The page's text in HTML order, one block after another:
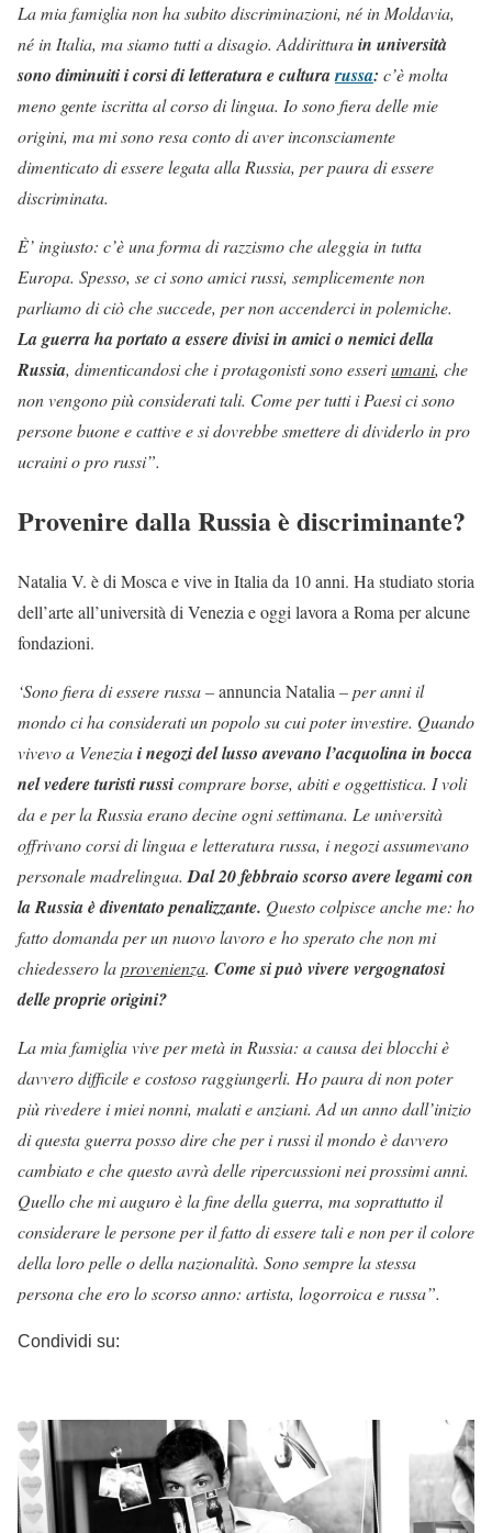
La mia famiglia non ha subito discriminazioni, né in Moldavia,
né in Italia, ma siamo tutti a disagio. Addiritturain università
sono diminuiti i corsi di letteratura e culturarussa: c’è molta
meno gente iscritta al corso di lingua. Io sono fiera delle mie
origini, ma mi sono resa conto di aver inconsciamente
dimenticato di essere legata alla Russia, per paura di essere
discriminata.
È’ ingiusto: c’è una forma di razzismo che aleggia in tutta
Europa. Spesso, se ci sono amici russi, semplicemente non
parliamo di ciò che succede, per non accenderci in polemiche.
La guerra ha portato a essere divisi in amici o nemici della
Russia, dimenticandosi che i protagonisti sono esseriumani, che
non vengono più considerati tali. Come per tutti i Paesi ci sono
persone buone e cattive e si dovrebbe smettere di dividerlo in pro
ucraini o pro russi”.
Provenire dalla Russia è discriminante?
Natalia V. è di Mosca e vive in Italia da 10 anni. Ha studiato storia
dell’arte all’università di Venezia e oggi lavora a Roma per alcune
fondazioni.
‘Sono fiera di essere russa –annuncia Natalia– per anni il
mondo ci ha considerati un popolo su cui poter investire. Quando
vivevo a Veneziai negozi del lusso avevano l’acquolina in bocca
nel vedere turistirussicomprare borse, abiti e oggettistica. I voli
da e per la Russia erano decine ogni settimana. Le università
offrivano corsi di lingua e letteratura russa, i negozi assumevano
personale madrelingua.Dal 20 febbraio scorso avere legami con
la Russia è diventato penalizzante. Questo colpisce anche me: ho
fatto domanda per un nuovo lavoro e ho sperato che non mi
chiedessero laprovenienza. Come si può vivere vergognatosi
delle proprie origini?
La mia famiglia vive per metà in Russia: a causa dei blocchi è
davvero difficile e costoso raggiungerli. Ho paura di non poter
più rivedere i miei nonni, malati e anziani. Ad un anno dall’inizio
di questa guerra posso dire che per i russi il mondo è davvero
cambiato e che questo avrà delle ripercussioni nei prossimi anni.
Quello che mi auguro è la fine della guerra, ma soprattutto il
considerare le persone per il fatto di essere tali e non per il colore
della loro pelle o della nazionalità. Sono sempre la stessa
persona che ero lo scorso anno: artista, logorroica e russa”.
Condividi su: